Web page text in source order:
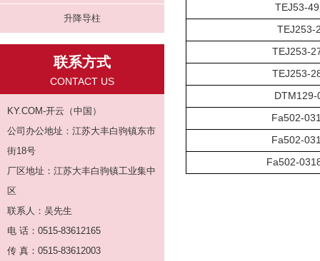
升降导柱
联系方式
CONTACT US
KY.COM-开云（中国）
公司办公地址：江苏大丰白驹镇东市
街18号
厂区地址：江苏大丰白驹镇工业集中
区
联系人：吴先生
电 话：0515-83612165
传 真：0515-83612003
TEJ53-
TEJ253-
TEJ253-
TEJ253-
DTM129-
Fa502-
Fa502-
Fa502-